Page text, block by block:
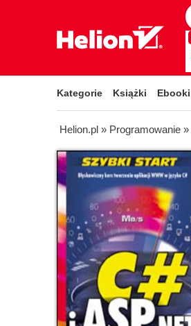
Kategorie Książki Ebooki
Helion.pl » Programowanie »